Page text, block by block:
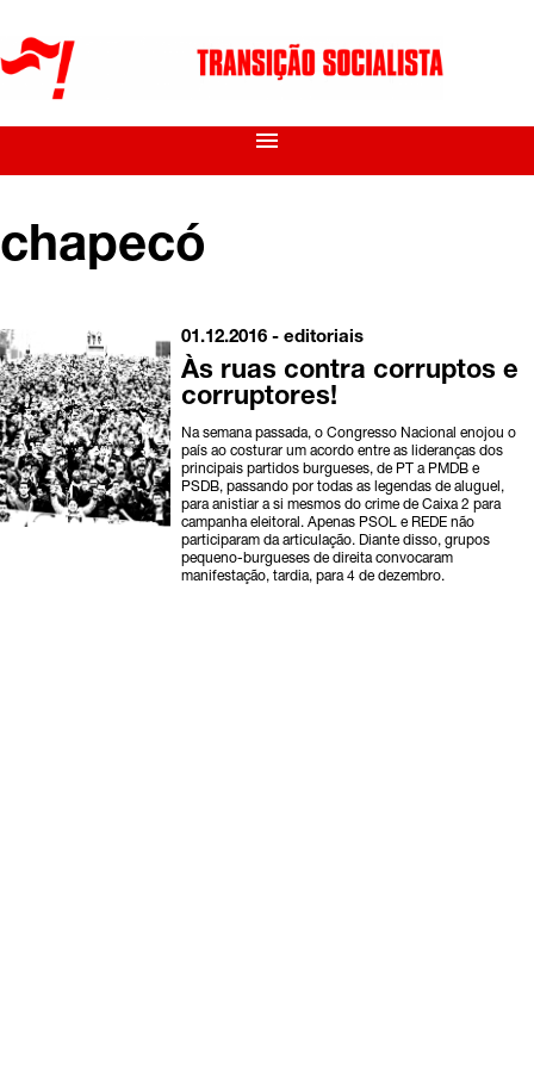
menu
chapecó
01.12.2016 -editoriais
Às ruas contra corruptos e
corruptores!
Na semana passada, o Congresso Nacional enojou o
país ao costurar um acordo entre as lideranças dos
principais partidos burgueses, de PT a PMDB e
PSDB, passando por todas as legendas de aluguel,
para anistiar a si mesmos do crime de Caixa 2 para
campanha eleitoral. Apenas PSOL e REDE não
participaram da articulação. Diante disso, grupos
pequeno-burgueses de direita convocaram
manifestação, tardia, para 4 de dezembro.